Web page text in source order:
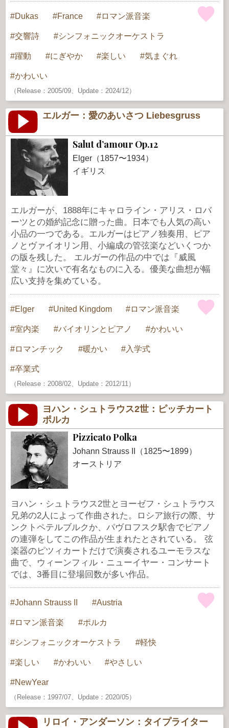
Dukas France ロマン派音楽
交響詩 シンフォニックオーケストラ
躍動 にぎやか 楽しい 気まぐれ
かわいい
（Release：2005/09、Update：2024/12）
エルガー：愛のあいさつ Liebesgruss
Salut d’amour Op.12
Elger（1857〜1934）
イギリス
エルガーが、1888年にキャロライン・アリス・ロバ
ーツとの婚約記念に贈った曲。日本でも人気の高い
小品の一つである。エルガーはピアノ独奏用、ピア
ノとヴァイオリン用、小編成の管弦楽などいくつか
の版を残した。 エルガーの作品の中では『威風
堂々』に次いで有名なものに入る。優美な曲想が幅
広い支持を集めている。
Elger United Kingdom ロマン派音楽
室内楽 バイオリンとピアノ かわいい
ロマンチック 暖かい 入学式
卒業式
（Release：2008/02、Update：2012/11）
ヨハン・シュトラウス2世：ピッチカート
ポルカ
Pizzicato Polka
Johann Strauss II（1825〜1899）
オーストリア
ヨハン・シュトラウス2世とヨーゼフ・シュトラウス
兄弟の2人によって作曲された。ロシア旅行の際、サ
ンクトペテルブルクか、パヴロフスク駅舎でピアノ
の連弾をしてこの作品が生まれたとされている。 弦
楽器のピツィカートだけで演奏されるユーモラスな
曲で、ウィーンフィル・ニューイヤー・コンサート
では、3番目に登場回数が多い作品。
Johann Strauss II Austria
ロマン派音楽 ポルカ
シンフォニックオーケストラ 軽快
楽しい かわいい やさしい
NewYear
（Release：1997/07、Update：2020/05）
リロイ・アンダーソン：タイプライター